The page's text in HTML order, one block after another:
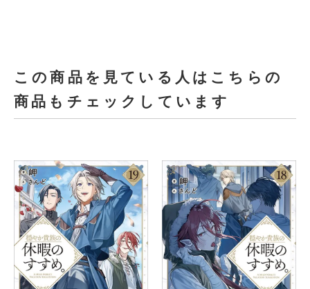
この商品を見ている人はこちらの
商品もチェックしています